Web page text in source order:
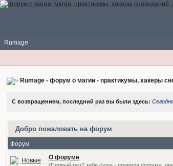
Rumage
Rumage - форум о магии - практикумы, хакеры
С возвращением, последний раз вы были здесь:
Добро пожаловать на форум
Форум
О форуме